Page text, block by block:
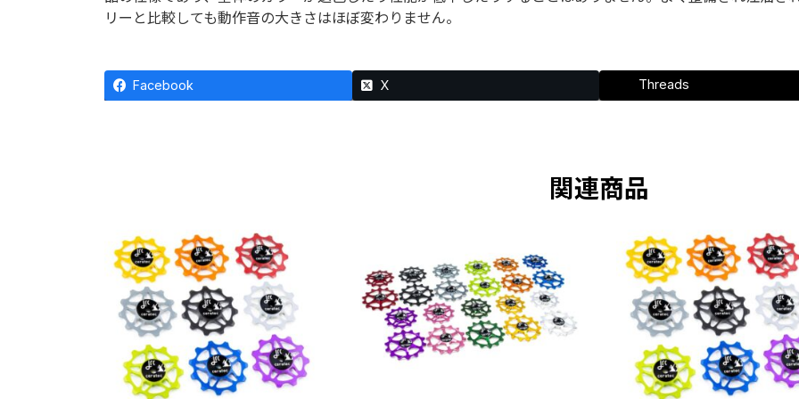
リーと比較しても動作音の大きさはほぼ変わりません。
Facebook X Threads
関連商品